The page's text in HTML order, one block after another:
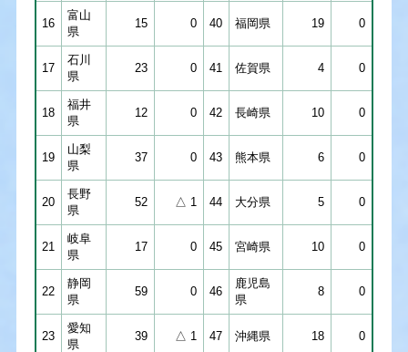
16
富山
県
15 0 40 福岡県 19 0
17
石川
県
23 0 41 佐賀県 4 0
18
福井
県
12 0 42 長崎県 10 0
19
山梨
県
37 0 43 熊本県 6 0
20
長野
県
52 △ 1 44 大分県 5 0
21
岐阜
県
17 0 45 宮崎県 10 0
22
静岡
県
59 0 46
鹿児島
県
8 0
23
愛知
県
39 △ 1 47 沖縄県 18 0